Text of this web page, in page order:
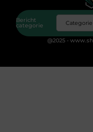
Bericht
categorie
@2025 -